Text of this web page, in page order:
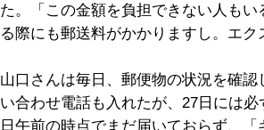
た。「この金額を負担できない人も
る際にも郵送料がかかりますし。エク
山口さんは毎日、郵便物の状況を確
い合わせ電話も入れたが、27日には
日午前の時点でまだ届いておらず、